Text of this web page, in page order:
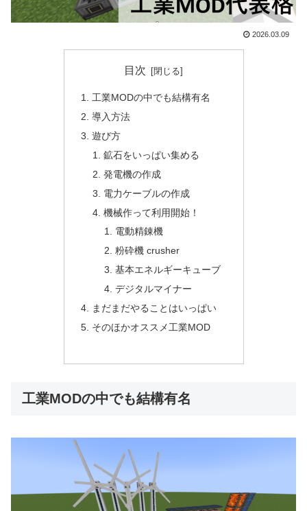
2026.03.09
目次
工業MODの中でも結構有名
導入方法
遊び方
鉱石をいっぱい集める
発電機の作成
電力ケーブルの作成
機械作って利用開始！
電動精錬機
粉砕機 crusher
基本エネルギーキューブ
デジタルマイナー
まだまだやることはいっぱい
そのほかオススメ工業MOD
工業MODの中でも結構有名